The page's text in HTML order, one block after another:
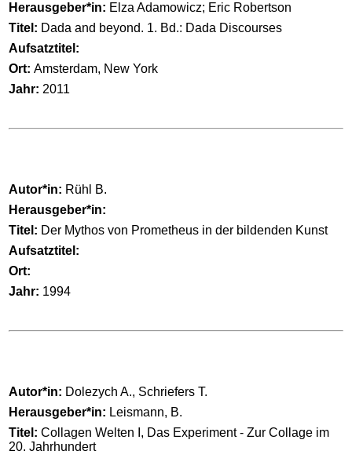
Herausgeber*in: Elza Adamowicz; Eric Robertson
Titel: Dada and beyond. 1. Bd.: Dada Discourses
Aufsatztitel:
Ort: Amsterdam, New York
Jahr: 2011
Autor*in: Rühl B.
Herausgeber*in:
Titel: Der Mythos von Prometheus in der bildenden Kunst
Aufsatztitel:
Ort:
Jahr: 1994
Autor*in: Dolezych A., Schriefers T.
Herausgeber*in: Leismann, B.
Titel: Collagen Welten I, Das Experiment - Zur Collage im
20. Jahrhundert